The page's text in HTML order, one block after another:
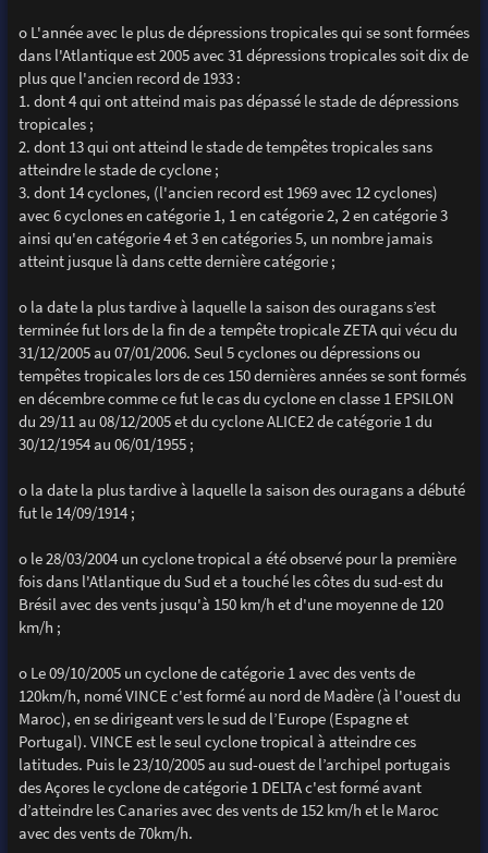
o L'année avec le plus de dépressions tropicales qui se sont formées
dans l'Atlantique est 2005 avec 31 dépressions tropicales soit dix de
plus que l'ancien record de 1933 :
1. dont 4 qui ont atteind mais pas dépassé le stade de dépressions
tropicales ;
2. dont 13 qui ont atteind le stade de tempêtes tropicales sans
atteindre le stade de cyclone ;
3. dont 14 cyclones, (l'ancien record est 1969 avec 12 cyclones)
avec 6 cyclones en catégorie 1, 1 en catégorie 2, 2 en catégorie 3
ainsi qu'en catégorie 4 et 3 en catégories 5, un nombre jamais
atteint jusque là dans cette dernière catégorie ;
o la date la plus tardive à laquelle la saison des ouragans s’est
terminée fut lors de la fin de a tempête tropicale ZETA qui vécu du
31/12/2005 au 07/01/2006. Seul 5 cyclones ou dépressions ou
tempêtes tropicales lors de ces 150 dernières années se sont formés
en décembre comme ce fut le cas du cyclone en classe 1 EPSILON
du 29/11 au 08/12/2005 et du cyclone ALICE2 de catégorie 1 du
30/12/1954 au 06/01/1955 ;
o la date la plus tardive à laquelle la saison des ouragans a débuté
fut le 14/09/1914 ;
o le 28/03/2004 un cyclone tropical a été observé pour la première
fois dans l'Atlantique du Sud et a touché les côtes du sud-est du
Brésil avec des vents jusqu'à 150 km/h et d'une moyenne de 120
km/h ;
o Le 09/10/2005 un cyclone de catégorie 1 avec des vents de
120km/h, nomé VINCE c'est formé au nord de Madère (à l'ouest du
Maroc), en se dirigeant vers le sud de l’Europe (Espagne et
Portugal). VINCE est le seul cyclone tropical à atteindre ces
latitudes. Puis le 23/10/2005 au sud-ouest de l’archipel portugais
des Açores le cyclone de catégorie 1 DELTA c'est formé avant
d’atteindre les Canaries avec des vents de 152 km/h et le Maroc
avec des vents de 70km/h.